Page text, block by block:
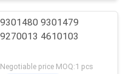
9301480 9301479
9270013 4610103
Negotiable price MOQ:1 pcs